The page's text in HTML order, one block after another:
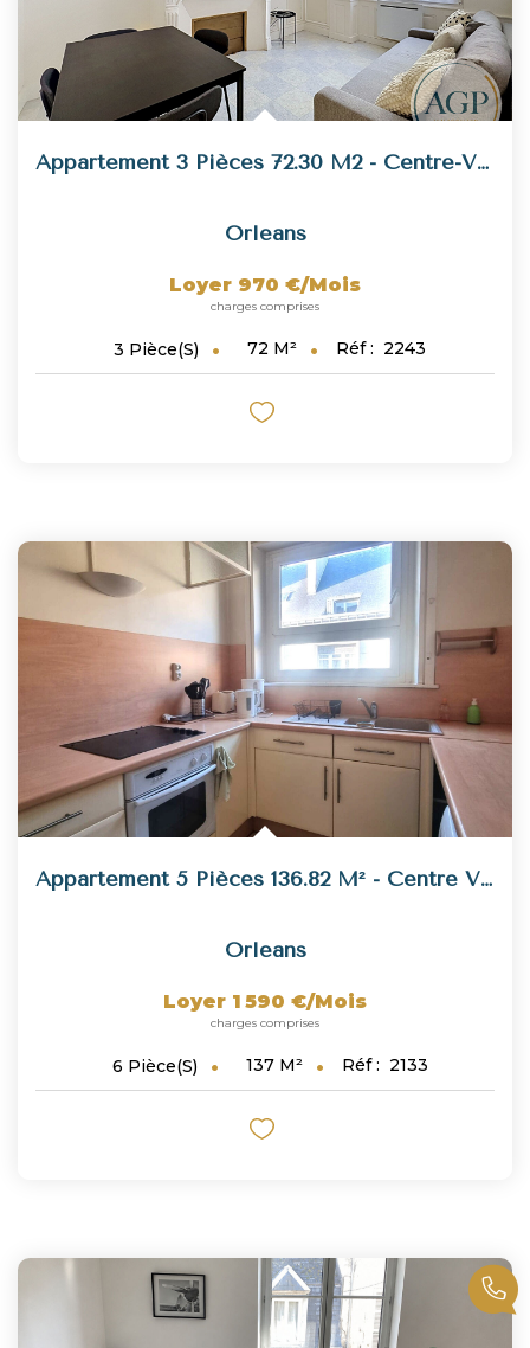
Appartement 3 Pièces 72.30 M2 - Centre-Ville D'Orléans
Orleans
Loyer 970 €/mois
charges comprises
3 Pièce(s) 72 M² Réf : 2243
Appartement 5 Pièces 136.82 M² - Centre Ville D'Orléans -...
Orleans
Loyer 1 590 €/mois
charges comprises
6 Pièce(s) 137 M² Réf : 2133